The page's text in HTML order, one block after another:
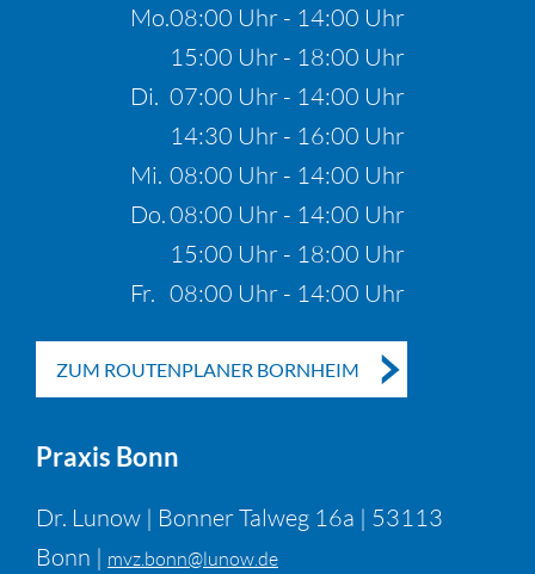
Mo.08:00 Uhr - 14:00 Uhr
15:00 Uhr - 18:00 Uhr
Di. 07:00 Uhr - 14:00 Uhr
14:30 Uhr - 16:00 Uhr
Mi. 08:00 Uhr - 14:00 Uhr
Do.08:00 Uhr - 14:00 Uhr
15:00 Uhr - 18:00 Uhr
Fr. 08:00 Uhr - 14:00 Uhr
ZUM ROUTENPLANER BORNHEIM
Praxis Bonn
Dr. Lunow | Bonner Talweg 16a | 53113
Bonn | mvz.bonn@lunow.de